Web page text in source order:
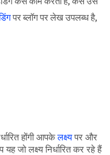
पर ब्लॉग पर लेख उपलब्ध है,
होंगी आपके लक्ष्य पर और
जो लक्ष्य निर्धारित कर रहे हैं